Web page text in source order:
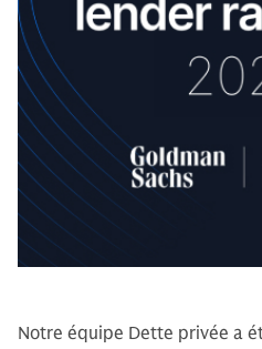
Notre équipe Dette privée a